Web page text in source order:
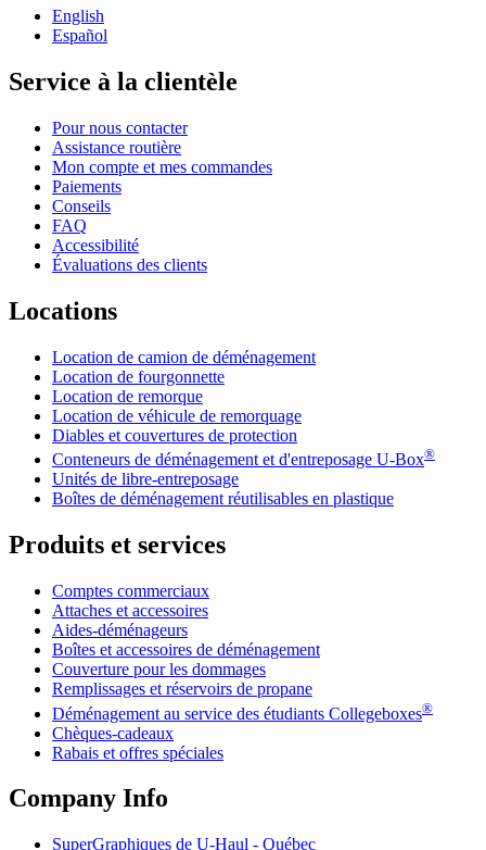
English
Español
Service à la clientèle
Pour nous contacter
Assistance routière
Mon compte et mes commandes
Paiements
Conseils
FAQ
Accessibilité
Évaluations des clients
Locations
Location de camion de déménagement
Location de fourgonnette
Location de remorque
Location de véhicule de remorquage
Diables et couvertures de protection
Conteneurs de déménagement et d'entreposage U-Box®
Unités de libre-entreposage
Boîtes de déménagement réutilisables en plastique
Produits et services
Comptes commerciaux
Attaches et accessoires
Aides-déménageurs
Boîtes et accessoires de déménagement
Couverture pour les dommages
Remplissages et réservoirs de propane
Déménagement au service des étudiants Collegeboxes®
Chèques-cadeaux
Rabais et offres spéciales
Company Info
SuperGraphiques de U-Haul - Québec